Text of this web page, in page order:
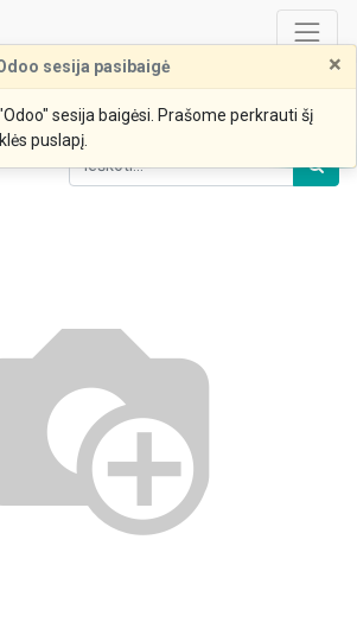
sesija pasibaigė ×
sesija baigėsi. Prašome perkrauti šį
puslapį.